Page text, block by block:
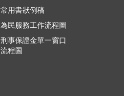
常用書狀例稿
為民服務工作流程圖
刑事保證金單一窗口
流程圖